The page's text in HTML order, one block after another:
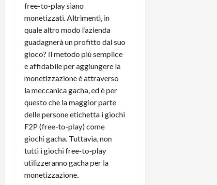
free-to-play siano
monetizzati. Altrimenti, in
quale altro modo l’azienda
guadagnerà un profitto dal suo
gioco? Il metodo più semplice
e affidabile per aggiungere la
monetizzazione è attraverso
la meccanica gacha, ed è per
questo che la maggior parte
delle persone etichetta i giochi
F2P (free-to-play) come
giochi gacha. Tuttavia, non
tutti i giochi free-to-play
utilizzeranno gacha per la
monetizzazione.